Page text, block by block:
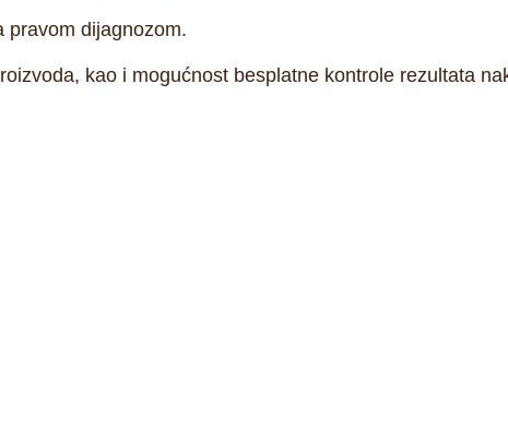
pravom dijagnozom.
, kao i mogućnost besplatne kontrole rezultata